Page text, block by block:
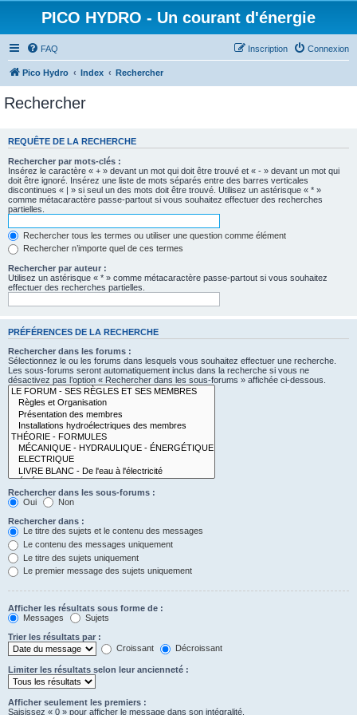
PICO HYDRO - Un courant d'énergie
FAQ Connexion
Inscription
Pico Hydro Index Rechercher
Rechercher
REQUÊTE DE LA RECHERCHE
Rechercher par mots-clés :
Insérez le caractère « + » devant un mot qui doit être trouvé et « - » devant un mot qui
doit être ignoré. Insérez une liste de mots séparés entre des barres verticales
discontinues « | » si seul un des mots doit être trouvé. Utilisez un astérisque « * »
comme métacaractère passe-partout si vous souhaitez effectuer des recherches
partielles.
Rechercher tous les termes ou utiliser une question comme élément
Rechercher n’importe quel de ces termes
Rechercher par auteur :
Utilisez un astérisque « * » comme métacaractère passe-partout si vous souhaitez
effectuer des recherches partielles.
PRÉFÉRENCES DE LA RECHERCHE
Rechercher dans les forums :
Sélectionnez le ou les forums dans lesquels vous souhaitez effectuer une recherche.
Les sous-forums seront automatiquement inclus dans la recherche si vous ne
désactivez pas l’option « Rechercher dans les sous-forums » affichée ci-dessous.
Rechercher dans les sous-forums :
Oui
Non
Rechercher dans :
Le titre des sujets et le contenu des messages
Le contenu des messages uniquement
Le titre des sujets uniquement
Le premier message des sujets uniquement
Afficher les résultats sous forme de :
Messages
Sujets
Trier les résultats par :
Croissant
Décroissant
Limiter les résultats selon leur ancienneté :
Afficher seulement les premiers :
Saisissez « 0 » pour afficher le message dans son intégralité.